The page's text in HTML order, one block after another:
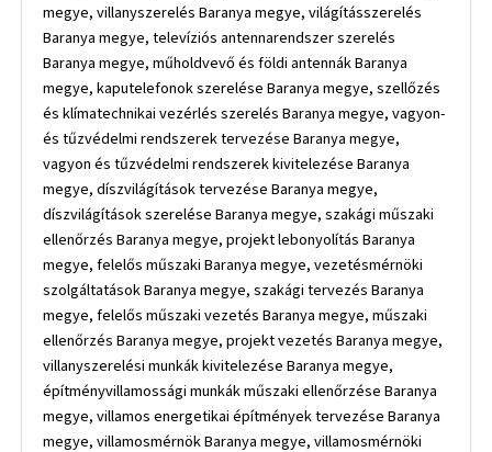
megye, villanyszerelés Baranya megye, világításszerelés
Baranya megye, televíziós antennarendszer szerelés
Baranya megye, műholdvevő és földi antennák Baranya
megye, kaputelefonok szerelése Baranya megye, szellőzés
és klímatechnikai vezérlés szerelés Baranya megye, vagyon-
és tűzvédelmi rendszerek tervezése Baranya megye,
vagyon és tűzvédelmi rendszerek kivitelezése Baranya
megye, díszvilágítások tervezése Baranya megye,
díszvilágítások szerelése Baranya megye, szakági műszaki
ellenőrzés Baranya megye, projekt lebonyolítás Baranya
megye, felelős műszaki Baranya megye, vezetésmérnöki
szolgáltatások Baranya megye, szakági tervezés Baranya
megye, felelős műszaki vezetés Baranya megye, műszaki
ellenőrzés Baranya megye, projekt vezetés Baranya megye,
villanyszerelési munkák kivitelezése Baranya megye,
építményvillamossági munkák műszaki ellenőrzése Baranya
megye, villamos energetikai építmények tervezése Baranya
megye, villamosmérnök Baranya megye, villamosmérnöki